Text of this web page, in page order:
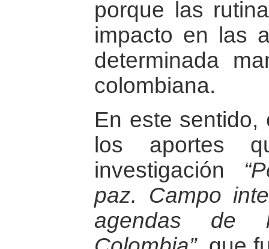
porque las
impacto en las
determinada
colombiana.
En este sentido,
los aportes
investigación
paz. Campo
agendas de